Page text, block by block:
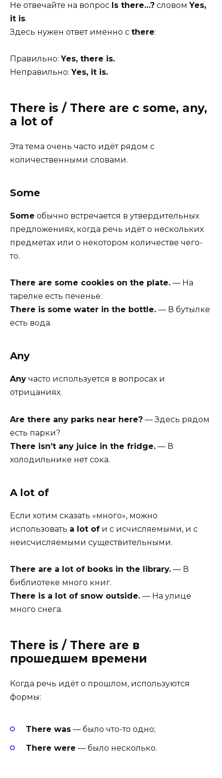
Не отвечайте на вопрос Is there…? словомYes,
it is.
Здесь нужен ответ именно с there:
Правильно:Yes, there is.
Неправильно:Yes, it is.
There is / There are с some, any,
a lot of
Эта тема очень часто идёт рядом с
количественными словами.
Some
Some обычно встречается в утвердительных
предложениях, когда речь идёт о нескольких
предметах или о некотором количестве чего-
то.
There are some cookies on the plate. — На
тарелке есть печенье.
There is some water in the bottle. — В бутылке
есть вода.
Any
Any часто используется в вопросах и
отрицаниях.
Are there any parks near here? — Здесь рядом
есть парки?
There isn’t any juice in the fridge. — В
холодильнике нет сока.
A lot of
Если хотим сказать «много», можно
использовать a lot of и с исчисляемыми, и с
неисчисляемыми существительными.
There are a lot of books in the library. — В
библиотеке много книг.
There is a lot of snow outside. — На улице
много снега.
There is / There are в
прошедшем времени
Когда речь идёт о прошлом, используются
формы:
There was — было что-то одно;
There were — было несколько.